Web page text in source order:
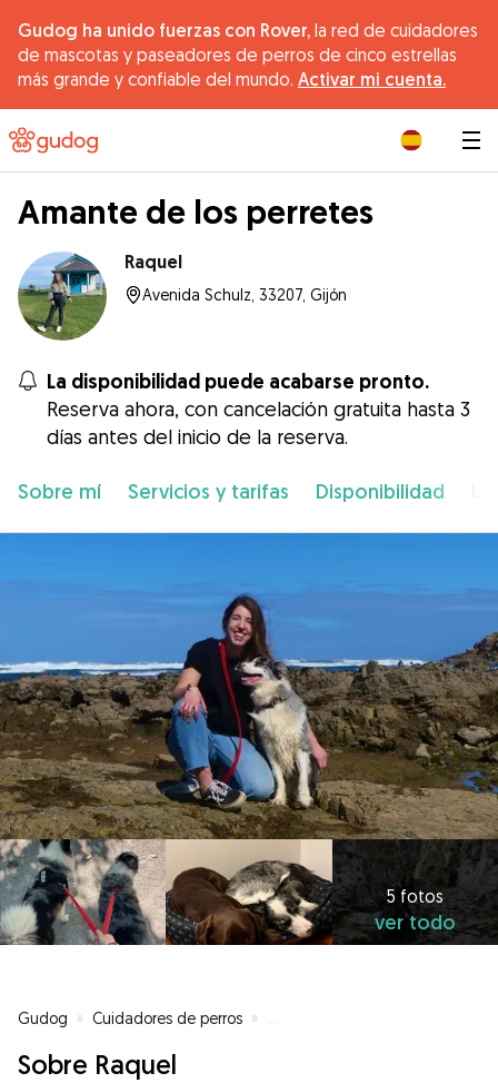
Gudog ha unido fuerzas con Rover, la red de cuidadores
de mascotas y paseadores de perros de cinco estrellas
más grande y confiable del mundo. Activar mi cuenta.
Amante de los perretes
Raquel
Avenida Schulz, 33207, Gijón
La disponibilidad puede acabarse pronto.
Reserva ahora, con cancelación gratuita hasta 3
días antes del inicio de la reserva.
Sobre mí Servicios y tarifas Disponibilidad
5 fotos
ver todo
Gudog » Cuidadores de perros »
Sobre Raquel